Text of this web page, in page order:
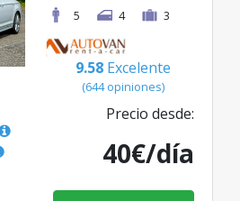
5
4 3
9.58 Excelente
(644 opiniones)
Precio desde:
40€/día